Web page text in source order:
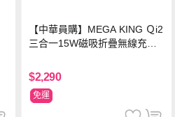
【中華員購】MEGA KING Ｑi2
三合一15W磁吸折疊無線充電
$2,290
免運